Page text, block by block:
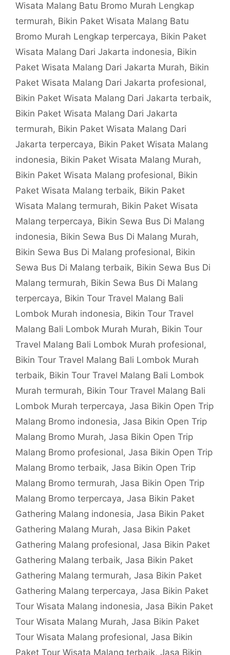
Wisata Malang Batu Bromo Murah Lengkap
termurah, Bikin Paket Wisata Malang Batu
Bromo Murah Lengkap terpercaya, Bikin Paket
Wisata Malang Dari Jakarta indonesia, Bikin
Paket Wisata Malang Dari Jakarta Murah, Bikin
Paket Wisata Malang Dari Jakarta profesional,
Bikin Paket Wisata Malang Dari Jakarta terbaik,
Bikin Paket Wisata Malang Dari Jakarta
termurah, Bikin Paket Wisata Malang Dari
Jakarta terpercaya, Bikin Paket Wisata Malang
indonesia, Bikin Paket Wisata Malang Murah,
Bikin Paket Wisata Malang profesional, Bikin
Paket Wisata Malang terbaik, Bikin Paket
Wisata Malang termurah, Bikin Paket Wisata
Malang terpercaya, Bikin Sewa Bus Di Malang
indonesia, Bikin Sewa Bus Di Malang Murah,
Bikin Sewa Bus Di Malang profesional, Bikin
Sewa Bus Di Malang terbaik, Bikin Sewa Bus Di
Malang termurah, Bikin Sewa Bus Di Malang
terpercaya, Bikin Tour Travel Malang Bali
Lombok Murah indonesia, Bikin Tour Travel
Malang Bali Lombok Murah Murah, Bikin Tour
Travel Malang Bali Lombok Murah profesional,
Bikin Tour Travel Malang Bali Lombok Murah
terbaik, Bikin Tour Travel Malang Bali Lombok
Murah termurah, Bikin Tour Travel Malang Bali
Lombok Murah terpercaya, Jasa Bikin Open Trip
Malang Bromo indonesia, Jasa Bikin Open Trip
Malang Bromo Murah, Jasa Bikin Open Trip
Malang Bromo profesional, Jasa Bikin Open Trip
Malang Bromo terbaik, Jasa Bikin Open Trip
Malang Bromo termurah, Jasa Bikin Open Trip
Malang Bromo terpercaya, Jasa Bikin Paket
Gathering Malang indonesia, Jasa Bikin Paket
Gathering Malang Murah, Jasa Bikin Paket
Gathering Malang profesional, Jasa Bikin Paket
Gathering Malang terbaik, Jasa Bikin Paket
Gathering Malang termurah, Jasa Bikin Paket
Gathering Malang terpercaya, Jasa Bikin Paket
Tour Wisata Malang indonesia, Jasa Bikin Paket
Tour Wisata Malang Murah, Jasa Bikin Paket
Tour Wisata Malang profesional, Jasa Bikin
Paket Tour Wisata Malang terbaik, Jasa Bikin